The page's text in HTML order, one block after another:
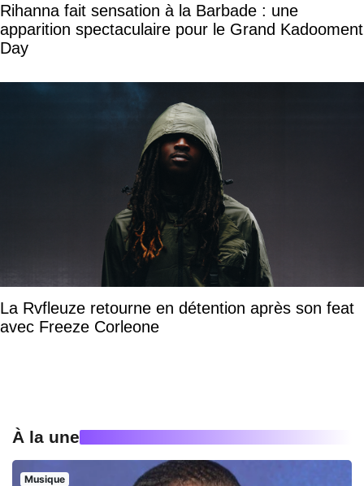
Rihanna fait sensation à la Barbade : une
apparition spectaculaire pour le Grand Kadooment
Day
La Rvfleuze retourne en détention après son feat
avec Freeze Corleone
À la une
Musique